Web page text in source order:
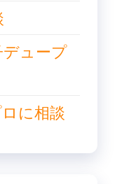
ュープ
に相談